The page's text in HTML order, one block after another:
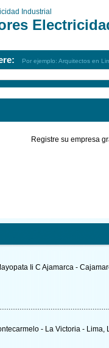
Industrial
Por ejemplo: Arquitectos en
Registre su empresa
Ii C Ajamarca -
- La Victoria - Lima,